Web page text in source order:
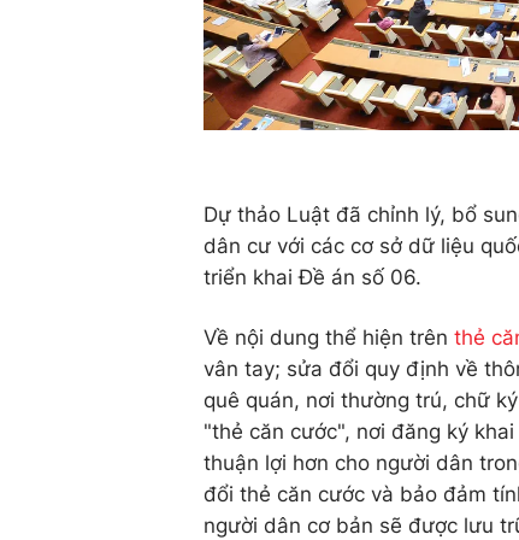
Dự thảo Luật đã chỉnh lý, bổ
dân cư với các cơ sở dữ liệu
triển khai Đề án số 06.
Về nội dung thể hiện trên thẻ
vân tay; sửa đổi quy định về
quê quán, nơi thường trú, chữ
"thẻ căn cước", nơi đăng ký
thuận lợi hơn cho người dân
đổi thẻ căn cước và bảo đảm
người dân cơ bản sẽ được lưu